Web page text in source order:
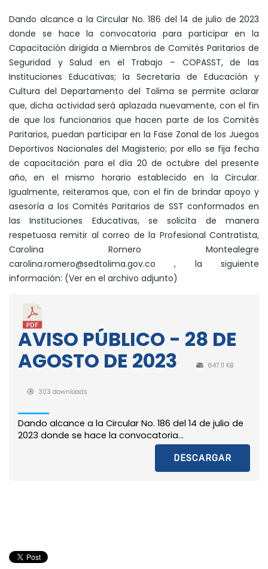
Dando alcance a la Circular No. 186 del 14 de julio de 2023
donde se hace la convocatoria para participar en la
Capacitación dirigida a Miembros de Comités Paritarios de
Seguridad y Salud en el Trabajo – COPASST, de las
Instituciones Educativas; la Secretaría de Educación y
Cultura del Departamento del Tolima se permite aclarar
que, dicha actividad será aplazada nuevamente, con el fin
de que los funcionarios que hacen parte de los Comités
Paritarios, puedan participar en la Fase Zonal de los Juegos
Deportivos Nacionales del Magisterio; por ello se fija fecha
de capacitación para el día 20 de octubre del presente
año, en el mismo horario establecido en la Circular.
Igualmente, reiteramos que, con el fin de brindar apoyo y
asesoría a los Comités Paritarios de SST conformados en
las Instituciones Educativas, se solicita de manera
respetuosa remitir al correo de la Profesional Contratista,
Carolina Romero Montealegre
carolina.romero@sedtolima.gov.co , la siguiente
información: (Ver en el archivo adjunto)
AVISO PÚBLICO - 28 DE
AGOSTO DE 2023
647.11 KB
303 downloads
Dando alcance a la Circular No. 186 del 14 de julio de
2023 donde se hace la convocatoria...
DESCARGAR